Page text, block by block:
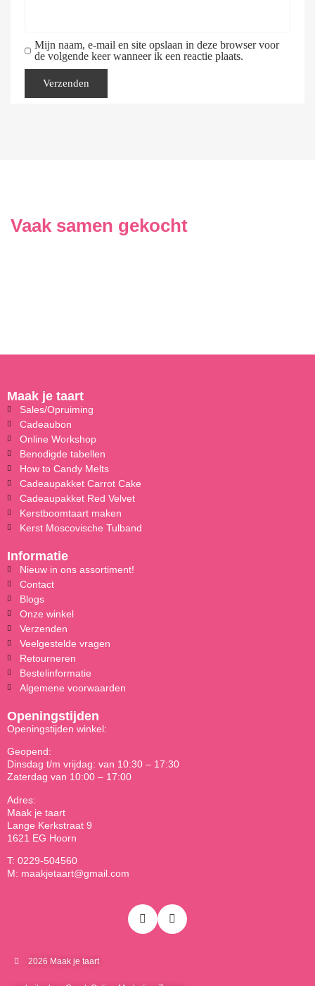
Mijn naam, e-mail en site opslaan in deze browser voor
de volgende keer wanneer ik een reactie plaats.
Vaak samen gekocht
Maak je taart
Sales/Opruiming
Cadeaubon
Online Workshop
Benodigde tabellen
How to Candy Melts
Cadeaupakket Carrot Cake
Cadeaupakket Red Velvet
Kerstboomtaart maken
Kerst Moscovische Tulband
Informatie
Nieuw in ons assortiment!
Contact
Blogs
Onze winkel
Verzenden
Veelgestelde vragen
Retourneren
Bestelinformatie
Algemene voorwaarden
Openingstijden
Openingstijden winkel:
Geopend:
Dinsdag t/m vrijdag: van 10:30 – 17:30
Zaterdag van 10:00 – 17:00
Adres:
Maak je taart
Lange Kerkstraat 9
1621 EG Hoorn
T: 0229-504560
M: maakjetaart@gmail.com
2026 Maak je taart